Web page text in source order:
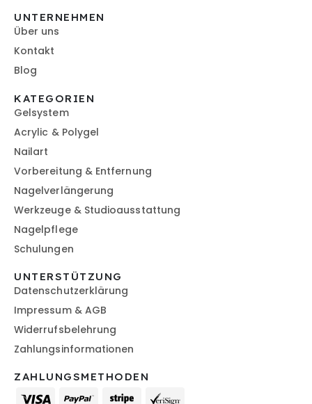
UNTERNEHMEN
Über uns
Kontakt
Blog
KATEGORIEN
Gelsystem
Acrylic & Polygel
Nailart
Vorbereitung & Entfernung
Nagelverlängerung
Werkzeuge & Studioausstattung
Nagelpflege
Schulungen
UNTERSTÜTZUNG
Datenschutzerklärung
Impressum & AGB
Widerrufsbelehrung
Zahlungsinformationen
ZAHLUNGSMETHODEN